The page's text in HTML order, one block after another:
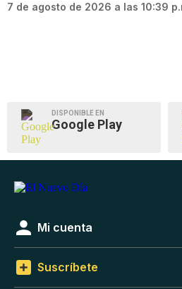
7 de agosto de 2026 a las 10:39
DISPONIBLE EN
Google Play
Mi cuenta
Suscríbete